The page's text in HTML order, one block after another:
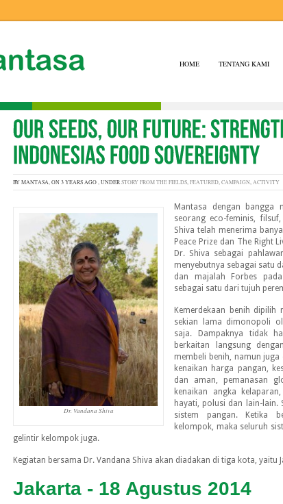
HOME TENTANG KAMI
BY MANTASA, ON 3 YEARS AGO , UNDER STORY FROM THE FIELDS, FEATURED, CAMPAIGN, ACTIVITY
Dr. Vandana Shiva
Mantasa dengan bangga
seorang eco-feminis,
Shiva telah menerima
Peace Prize dan The Right
Dr. Shiva sebagai
menyebutnya sebagai satu
dan majalah Forbes
sebagai satu dari tujuh
Kemerdekaan benih
sekian lama dimonopoli
saja. Dampaknya tidak
berkaitan langsung
membeli benih, namun
kenaikan harga pangan,
dan aman, pemanasan
kenaikan angka
hayati, polusi dan lain-lain.
sistem pangan. Ketika
kelompok, maka seluruh
gelintir kelompok juga.
Kegiatan bersama Dr. Vandana Shiva akan diadakan di tiga kota, yaitu
Jakarta - 18 Agustus 2014